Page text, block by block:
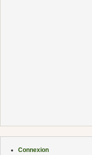
Connexion